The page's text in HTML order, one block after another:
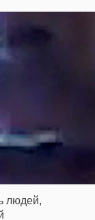
людей,